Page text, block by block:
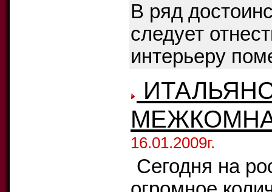
В ряд
следует
интерьеру
16.01.2009г.
Сегодня на